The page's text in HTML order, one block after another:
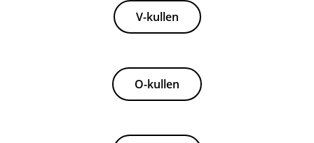
V-kullen
O-kullen